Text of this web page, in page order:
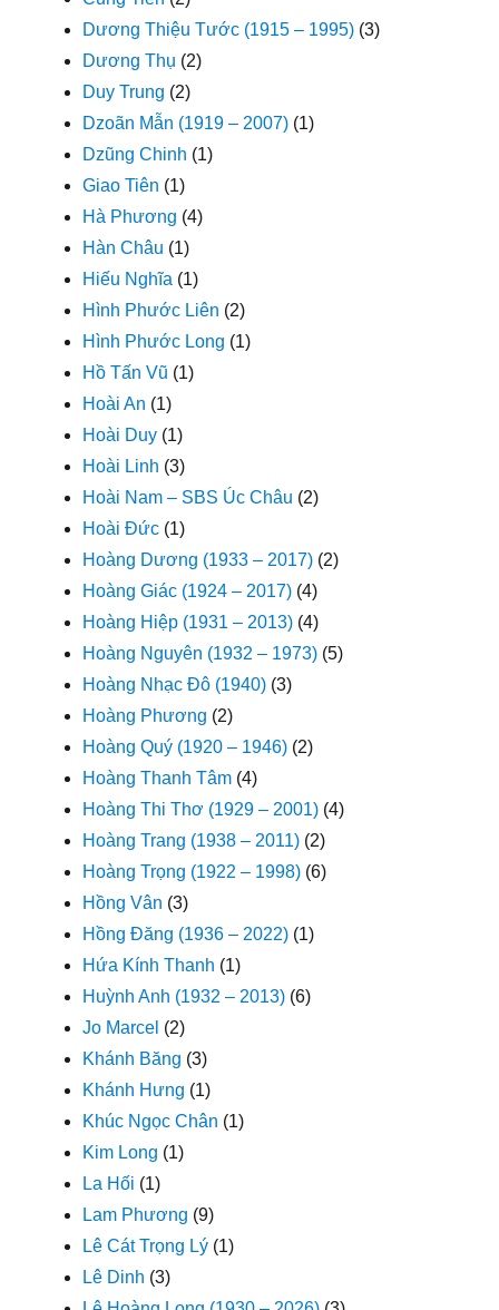
Dương Thiệu Tước (1915 – 1995) (3)
Dương Thụ (2)
Duy Trung (2)
Dzoãn Mẫn (1919 – 2007) (1)
Dzũng Chinh (1)
Giao Tiên (1)
Hà Phương (4)
Hàn Châu (1)
Hiếu Nghĩa (1)
Hình Phước Liên (2)
Hình Phước Long (1)
Hồ Tấn Vũ (1)
Hoài An (1)
Hoài Duy (1)
Hoài Linh (3)
Hoài Nam – SBS Úc Châu (2)
Hoài Đức (1)
Hoàng Dương (1933 – 2017) (2)
Hoàng Giác (1924 – 2017) (4)
Hoàng Hiệp (1931 – 2013) (4)
Hoàng Nguyên (1932 – 1973) (5)
Hoàng Nhạc Đô (1940) (3)
Hoàng Phương (2)
Hoàng Quý (1920 – 1946) (2)
Hoàng Thanh Tâm (4)
Hoàng Thi Thơ (1929 – 2001) (4)
Hoàng Trang (1938 – 2011) (2)
Hoàng Trọng (1922 – 1998) (6)
Hồng Vân (3)
Hồng Đăng (1936 – 2022) (1)
Hứa Kính Thanh (1)
Huỳnh Anh (1932 – 2013) (6)
Jo Marcel (2)
Khánh Băng (3)
Khánh Hưng (1)
Khúc Ngọc Chân (1)
Kim Long (1)
La Hối (1)
Lam Phương (9)
Lê Cát Trọng Lý (1)
Lê Dinh (3)